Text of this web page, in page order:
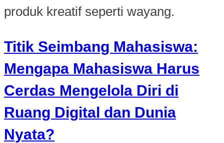
produk kreatif seperti wayang.
Titik Seimbang Mahasiswa:
Mengapa Mahasiswa Harus
Cerdas Mengelola Diri di
Ruang Digital dan Dunia
Nyata?